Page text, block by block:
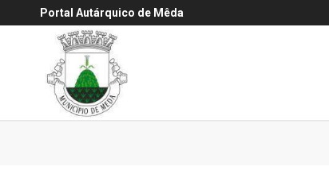
Portal Autárquico de Mêda